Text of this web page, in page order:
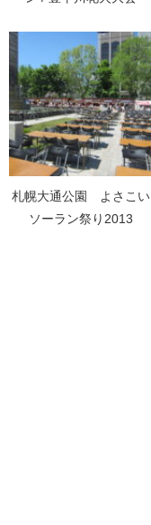
札幌大通公園 よさこい
ソーラン祭り2013